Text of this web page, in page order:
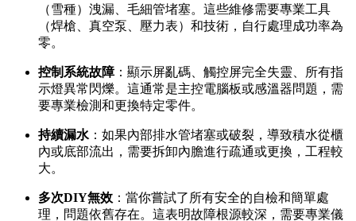
（雪種）洩漏、毛細管堵塞。這些維修需要專業工具
（焊槍、真空泵、壓力表）和技術，自行處理成功率為
零。
控制系統故障：顯示屏亂碼、觸控屏完全失靈、所有指
示燈異常閃爍。這通常是主控電腦板或感溫器問題，需
要專業檢測和更換特定零件。
持續漏水 ：如果內部排水管堵塞或破裂，導致積水從櫃
內或底部流出，需要拆卸內膽進行疏通或更換，工程較
大。
多次DIY無效 ：當你嘗試了所有安全的自檢和簡單處
理，問題依舊存在。這表明故障根源較深，需要專業儀